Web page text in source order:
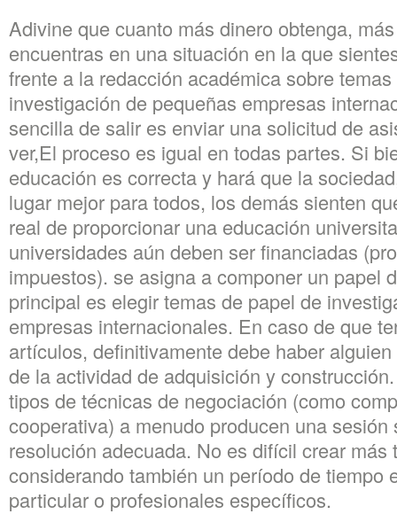
Adivine que cuanto más dinero obtenga,
encuentras en una situación en la que
frente a la redacción académica sobre
investigación de pequeñas empresas
sencilla de salir es enviar una solicitud de
ver,El proceso es igual en todas partes. Si
educación es correcta y hará que la
lugar mejor para todos, los demás sienten
real de proporcionar una educación
universidades aún deben ser financiadas
impuestos). se asigna a componer un papel
principal es elegir temas de papel de
empresas internacionales. En caso de que
artículos, definitivamente debe haber
de la actividad de adquisición y
tipos de técnicas de negociación (como
cooperativa) a menudo producen una sesión
resolución adecuada. No es difícil crear más
considerando también un período de tiempo
particular o profesionales específicos.